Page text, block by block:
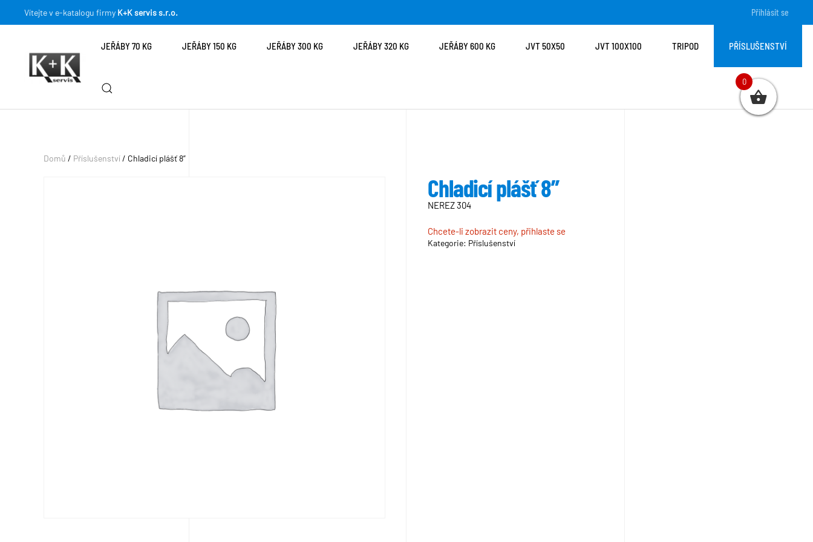
Vítejte v e-katalogu firmy K+K servis s.r.o. Přihlásit se
JEŘÁBY 70 KG JEŘÁBY 150 KG JEŘÁBY 300 KG JEŘÁBY 320 KG JEŘÁBY 600 KG JVT 50X50 JVT 100X100 TRIPOD PŘÍSLUŠENSTVÍ
Domů / Příslušenství/ Chladicí plášť 8”
Chladicí plášť 8”
NEREZ 304
Chcete-li zobrazit ceny, přihlaste se
Kategorie: Příslušenství
0